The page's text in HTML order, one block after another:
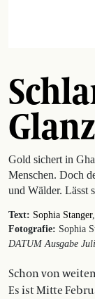
Glanz
Gold sichert in
Menschen. Doch
und Wälder. Lässt
Text: Sophia Stanger
Fotografie: Sophia
DATUM Ausgabe
Schon von
Es ist Mitte